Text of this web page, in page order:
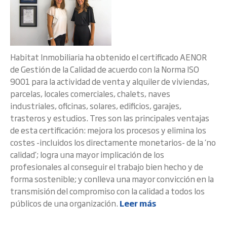
Habitat Inmobiliaria ha obtenido el certificado AENOR
de Gestión de la Calidad de acuerdo con la Norma ISO
9001 para la actividad de venta y alquiler de viviendas,
parcelas, locales comerciales, chalets, naves
industriales, oficinas, solares, edificios, garajes,
trasteros y estudios. Tres son las principales ventajas
de esta certificación: mejora los procesos y elimina los
costes -incluidos los directamente monetarios- de la ‘no
calidad’; logra una mayor implicación de los
profesionales al conseguir el trabajo bien hecho y de
forma sostenible; y conlleva una mayor convicción en la
transmisión del compromiso con la calidad a todos los
públicos de una organización. Leer más